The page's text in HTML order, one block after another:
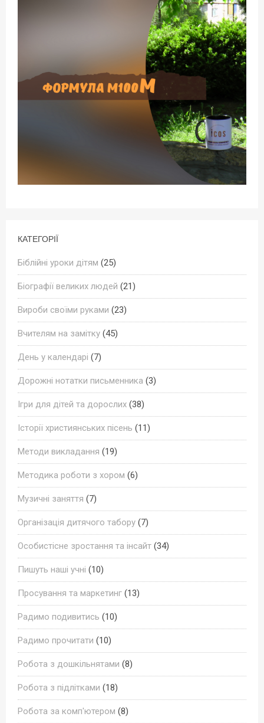
КАТЕГОРІЇ
Біблійні уроки дітям (25)
Біографії великих людей (21)
Вироби своїми руками (23)
Вчителям на замітку (45)
День у календарі (7)
Дорожні нотатки письменника (3)
Ігри для дітей та дорослих (38)
Історії християнських пісень (11)
Методи викладання (19)
Методика роботи з хором (6)
Музичні заняття (7)
Організація дитячого табору (7)
Особистісне зростання та інсайт (34)
Пишуть наші учні (10)
Просування та маркетинг (13)
Радимо подивитись (10)
Радимо прочитати (10)
Робота з дошкільнятами (8)
Робота з підлітками (18)
Робота за комп'ютером (8)